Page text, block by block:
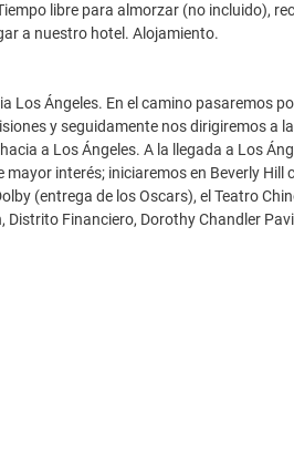
libre para almorzar (no incluido),
a nuestro hotel. Alojamiento.
Los Ángeles. En el camino pasaremos
y seguidamente nos dirigiremos a
a Los Ángeles. A la llegada a Los
interés; iniciaremos en Beverly
(entrega de los Oscars), el Teatro
Financiero, Dorothy Chandler